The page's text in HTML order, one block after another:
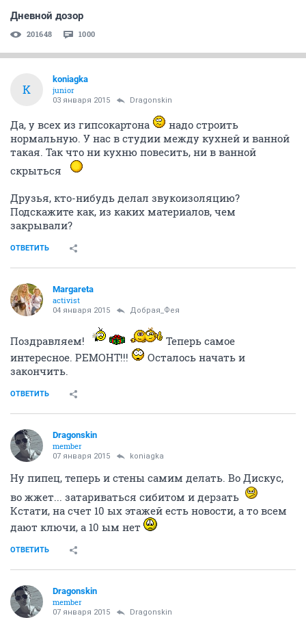
Дневной дозор
201648 1000
K
koniagka
junior
03 января 2015 Dragonskin
Да, у всех из гипсокартона
надо строить
нормальную. У нас в студии между кухней и ванной
такая. Так что ни кухню повесить, ни в ванной
скрыться
Друзья, кто-нибудь делал звукоизоляцию?
Подскажите как, из каких материалов, чем
закрывали?
ОТВЕТИТЬ
Margareta
activist
04 января 2015 Добрая_Фея
Поздравляем!
Теперь самое
интересное. РЕМОНТ!!!
Осталось начать и
закончить.
ОТВЕТИТЬ
Dragonskin
member
07 января 2015 koniagka
Ну пипец, теперь и стены самим делать. Во Дискус,
во жжет... затариваться сибитом и дерзать
Кстати, на счет 10 ых этажей есть новости, а то всем
дают ключи, а 10 ым нет
ОТВЕТИТЬ
Dragonskin
member
07 января 2015 Dragonskin